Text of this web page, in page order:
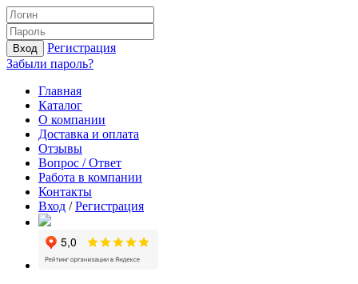
Вход
Регистрация
Забыли пароль?
Главная
Каталог
О компании
Доставка и оплата
Отзывы
Вопрос / Ответ
Работа в компании
Контакты
Вход /Регистрация